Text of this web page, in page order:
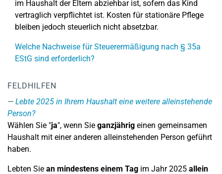
im Haushalt der Eltern abziehbar ist, sofern das Kind
vertraglich verpflichtet ist. Kosten für stationäre Pflege
bleiben jedoch steuerlich nicht absetzbar.
Welche Nachweise für Steuerermäßigung nach § 35a
EStG sind erforderlich?
FELDHILFEN
Lebte 2025 in Ihrem Haushalt eine weitere alleinstehende
Person?
Wählen Sie "ja", wenn Sie ganzjährig einen gemeinsamen
Haushalt mit einer anderen alleinstehenden Person geführt
haben.
Lebten Sie an mindestens einem Tag im Jahr 2025 allein